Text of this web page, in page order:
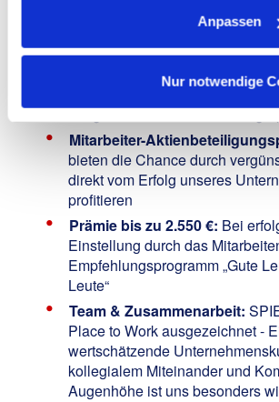
Anpassen
Nur notwendige
Perspektiven + SPIE
Weiterbildungs- und
über unsere
sowie vielfältige
der gesamten
Mitarbeiter-
bieten die Chance durch
direkt vom Erfolg unseres
profitieren
Prämie bis zu 2.550 €: Bei
Einstellung durch das
Empfehlungsprogramm „Gute
Leute“
Team & Zusammenarbeit:
Place to Workausgezeichnet -
wertschätzende
kollegialem Miteinander und
Augenhöhe ist uns besonders